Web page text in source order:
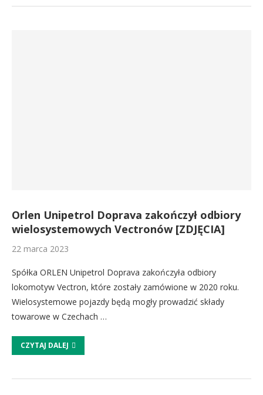
Orlen Unipetrol Doprava zakończył odbiory
wielosystemowych Vectronów [ZDJĘCIA]
22 marca 2023
Spółka ORLEN Unipetrol Doprava zakończyła odbiory
lokomotyw Vectron, które zostały zamówione w 2020 roku.
Wielosystemowe pojazdy będą mogły prowadzić składy
towarowe w Czechach …
CZYTAJ DALEJ